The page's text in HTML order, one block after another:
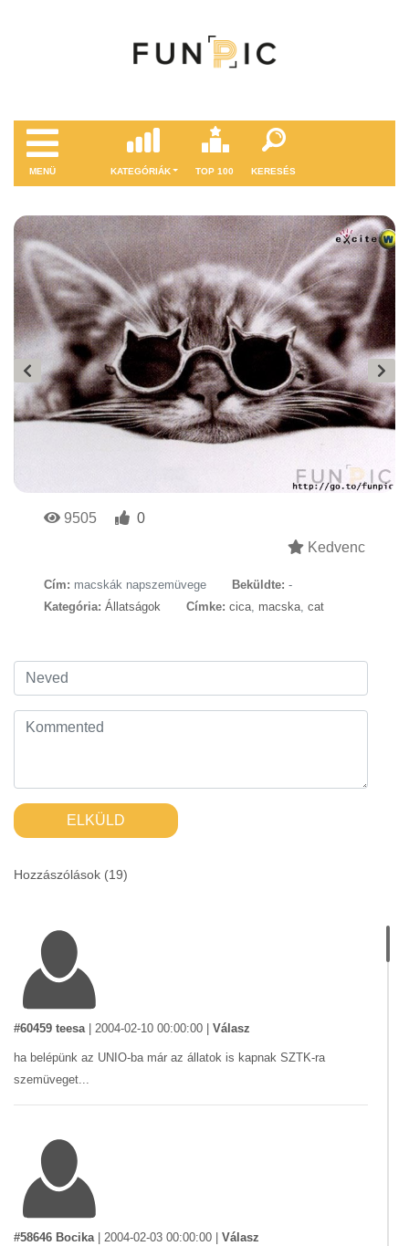
MENÜ KATEGÓRIÁK TOP 100 KERESÉS
9505
0
Kedvenc
Cím: macskák napszemüvege Beküldte: -
Kategória: Állatságok Címke: cica, macska, cat
ELKÜLD
Hozzászólások (19)
#60459 teesa| 2004-02-10 00:00:00 Válasz
ha belépünk az UNIO-ba már az állatok is kapnak SZTK-ra
szemüveget...
#58646 Bocika| 2004-02-03 00:00:00 Válasz